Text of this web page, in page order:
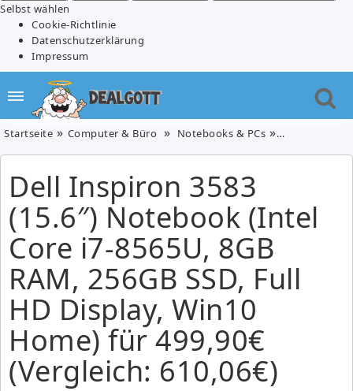
Selbst wählen
Cookie-Richtlinie
Datenschutzerklärung
Impressum
Startseite Computer & Büro Notebooks & PCs Dell Inspiron
Dell Inspiron 3583
(15.6″) Notebook (Intel
Core i7-8565U, 8GB
RAM, 256GB SSD, Full
HD Display, Win10
Home) für 499,90€
(Vergleich: 610,06€)